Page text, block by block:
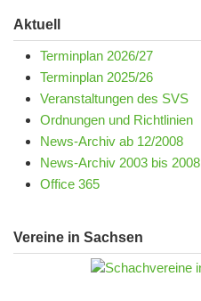
Aktuell
Terminplan 2026/27
Terminplan 2025/26
Veranstaltungen des SVS
Ordnungen und Richtlinien
News-Archiv ab 12/2008
News-Archiv 2003 bis 2008
Office 365
Vereine in Sachsen